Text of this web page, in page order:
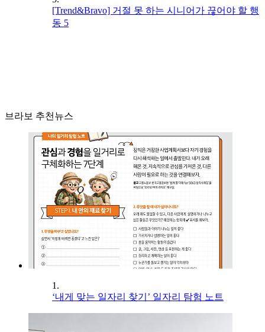
[Trend&Bravo] 거절 못 하는 시니어가 끊어야 할 행
동 5
브라보 추천뉴스
1.
‘내게 맞는 일자리 찾기’ 일자리 탐험 노트